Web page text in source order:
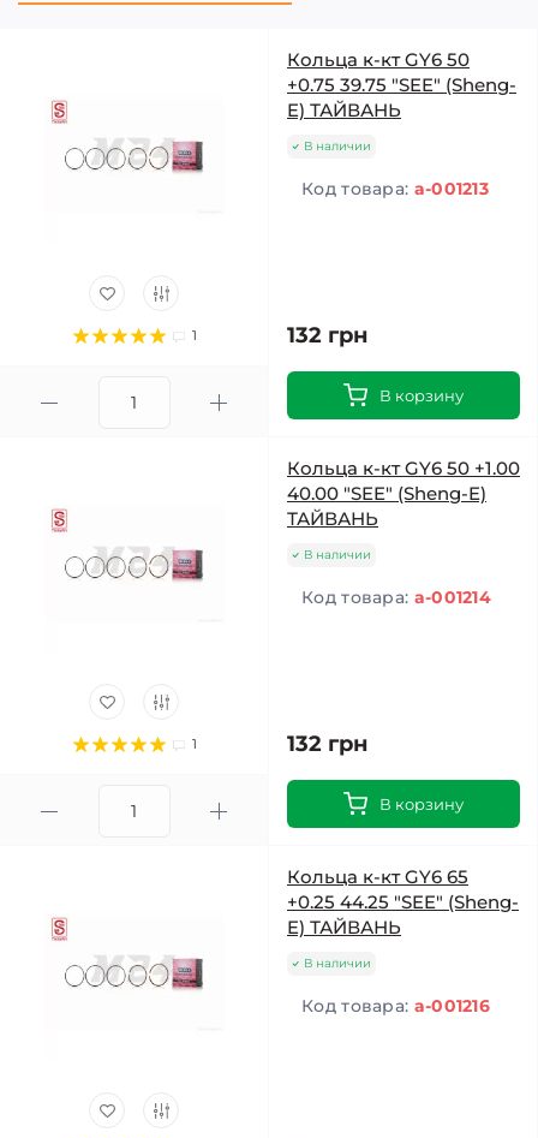
1
Кольца к-кт GY6 50
+0.75 39.75 "SEE" (Sheng-
E) ТАЙВАНЬ
В наличии
Код товара: a-001213
132 грн
В корзину
1
Кольца к-кт GY6 50 +1.00
40.00 "SEE" (Sheng-E)
ТАЙВАНЬ
В наличии
Код товара: a-001214
132 грн
В корзину
Кольца к-кт GY6 65
+0.25 44.25 "SEE" (Sheng-
E) ТАЙВАНЬ
В наличии
Код товара: a-001216